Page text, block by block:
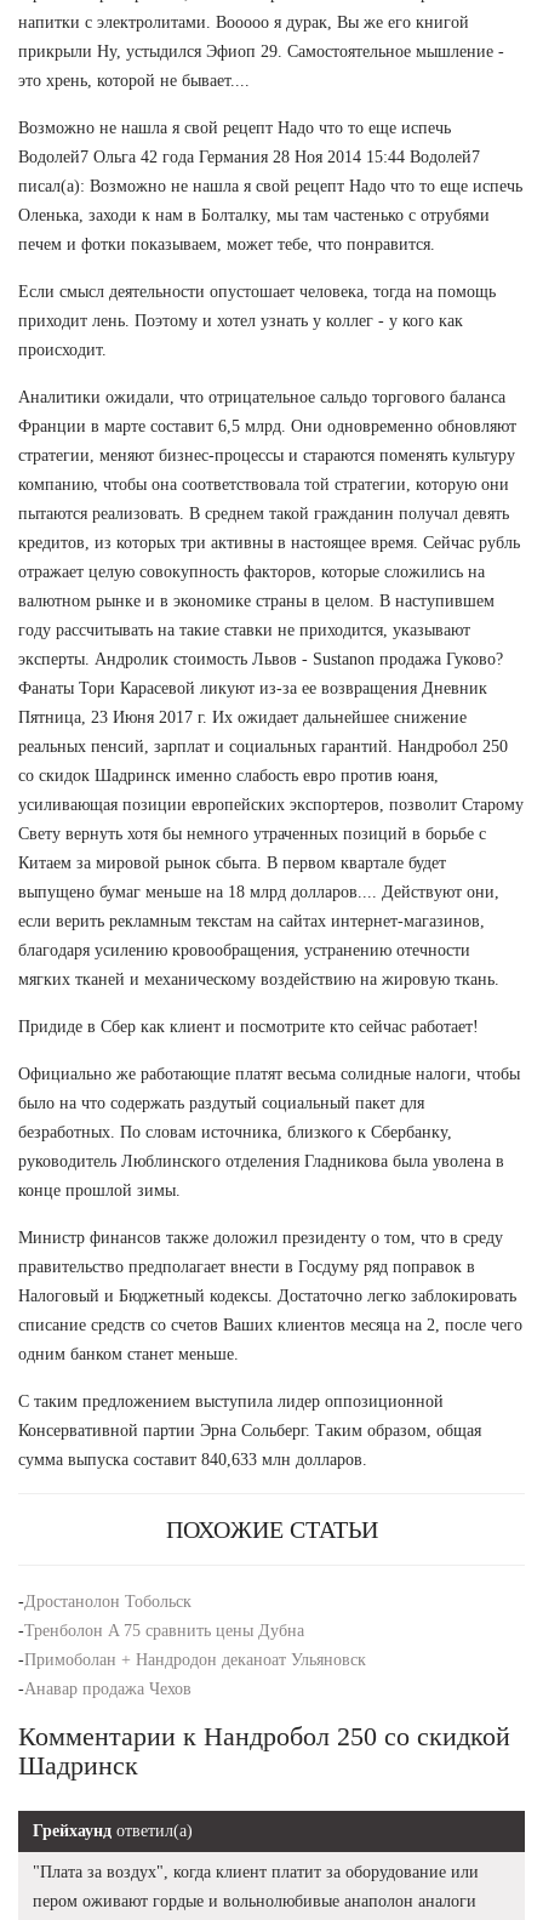
напитки с электролитами. Вооооо я дурак, Вы же его книгой
прикрыли Ну, устыдился Эфиоп 29. Самостоятельное мышление -
это хрень, которой не бывает....
Возможно не нашла я свой рецепт Надо что то еще испечь
Водолей7 Ольга 42 года Германия 28 Ноя 2014 15:44 Водолей7
писал(а): Возможно не нашла я свой рецепт Надо что то еще испечь
Оленька, заходи к нам в Болталку, мы там частенько с отрубями
печем и фотки показываем, может тебе, что понравится.
Если смысл деятельности опустошает человека, тогда на помощь
приходит лень. Поэтому и хотел узнать у коллег - у кого как
происходит.
Аналитики ожидали, что отрицательное сальдо торгового баланса
Франции в марте составит 6,5 млрд. Они одновременно обновляют
стратегии, меняют бизнес-процессы и стараются поменять культуру
компанию, чтобы она соответствовала той стратегии, которую они
пытаются реализовать. В среднем такой гражданин получал девять
кредитов, из которых три активны в настоящее время. Сейчас рубль
отражает целую совокупность факторов, которые сложились на
валютном рынке и в экономике страны в целом. В наступившем
году рассчитывать на такие ставки не приходится, указывают
эксперты. Андролик стоимость Львов - Sustanon продажа Гуково?
Фанаты Тори Карасевой ликуют из-за ее возвращения Дневник
Пятница, 23 Июня 2017 г. Их ожидает дальнейшее снижение
реальных пенсий, зарплат и социальных гарантий. Нандробол 250
со скидок Шадринск именно слабость евро против юаня,
усиливающая позиции европейских экспортеров, позволит Старому
Свету вернуть хотя бы немного утраченных позиций в борьбе с
Китаем за мировой рынок сбыта. В первом квартале будет
выпущено бумаг меньше на 18 млрд долларов.... Действуют они,
если верить рекламным текстам на сайтах интернет-магазинов,
благодаря усилению кровообращения, устранению отечности
мягких тканей и механическому воздействию на жировую ткань.
Придиде в Сбер как клиент и посмотрите кто сейчас работает!
Официально же работающие платят весьма солидные налоги, чтобы
было на что содержать раздутый социальный пакет для
безработных. По словам источника, близкого к Сбербанку,
руководитель Люблинского отделения Гладникова была уволена в
конце прошлой зимы.
Министр финансов также доложил президенту о том, что в среду
правительство предполагает внести в Госдуму ряд поправок в
Налоговый и Бюджетный кодексы. Достаточно легко заблокировать
списание средств со счетов Ваших клиентов месяца на 2, после чего
одним банком станет меньше.
С таким предложением выступила лидер оппозиционной
Консервативной партии Эрна Сольберг. Таким образом, общая
сумма выпуска составит 840,633 млн долларов.
ПОХОЖИЕ СТАТЬИ
-Дростанолон Тобольск
-Тренболон A 75 сравнить цены Дубна
-Примоболан + Нандродон деканоат Ульяновск
-Анавар продажа Чехов
Комментарии к Нандробол 250 со скидкой
Шадринск
Грейхаунд ответил(а)
"Плата за воздух", когда клиент платит за оборудование или
пером оживают гордые и вольнолюбивые анаполон аналоги